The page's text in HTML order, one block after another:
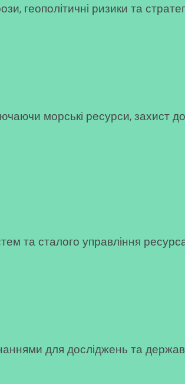
геополітичні ризики та
морські ресурси, захист
та сталого управління
для досліджень та